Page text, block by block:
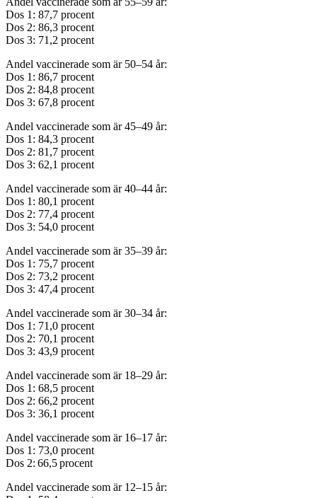
Dos 1: 87,7 procent
Dos 2: 86,3 procent
Dos 3: 71,2 procent
Andel vaccinerade som är 50–54 år:
Dos 1: 86,7 procent
Dos 2: 84,8 procent
Dos 3: 67,8 procent
Andel vaccinerade som är 45–49 år:
Dos 1: 84,3 procent
Dos 2: 81,7 procent
Dos 3: 62,1 procent
Andel vaccinerade som är 40–44 år:
Dos 1: 80,1 procent
Dos 2: 77,4 procent
Dos 3: 54,0 procent
Andel vaccinerade som är 35–39 år:
Dos 1: 75,7 procent
Dos 2: 73,2 procent
Dos 3: 47,4 procent
Andel vaccinerade som är 30–34 år:
Dos 1: 71,0 procent
Dos 2: 70,1 procent
Dos 3: 43,9 procent
Andel vaccinerade som är 18–29 år:
Dos 1: 68,5 procent
Dos 2: 66,2 procent
Dos 3: 36,1 procent
Andel vaccinerade som är 16–17 år:
Dos 1: 73,0 procent
Dos 2: 66,5 procent
Andel vaccinerade som är 12–15 år: